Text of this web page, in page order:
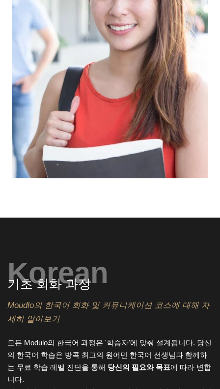
Korean
기초 회화 과정
Moudlo의 한국어 회화 및 커뮤니케이션 코스에 대해 자
세히 알아보기
모든 Modulo의 한국어 과정은 '학습자'에 맞춰 설계됩니다. 당신
의 한국어 학습은 방콕 최고의 원어민 한국어 선생님과 함께하
는 무료 학습 레벨 진단을 통해 당신의 필요와 목표에 따라 변합
니다.